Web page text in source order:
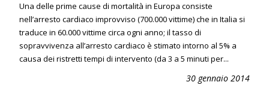
Una delle prime cause di mortalità in Europa consiste
nell’arresto cardiaco improvviso (700.000 vittime) che in Italia si
traduce in 60.000 vittime circa ogni anno; il tasso di
sopravvivenza all’arresto cardiaco è stimato intorno al 5% a
causa dei ristretti tempi di intervento (da 3 a 5 minuti per...
30 gennaio 2014